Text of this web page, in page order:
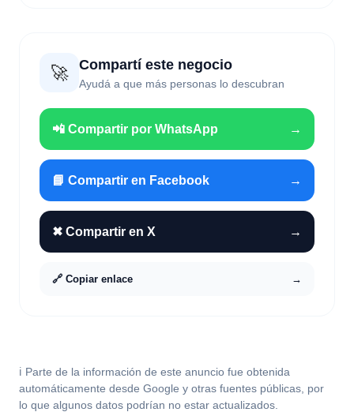
🚀 Compartí este negocio
Ayudá a que más personas lo descubran
📲 Compartir por WhatsApp →
📘 Compartir en Facebook →
✖ Compartir en X →
🔗 Copiar enlace →
ℹ️ Parte de la información de este anuncio fue obtenida
automáticamente desde Google y otras fuentes públicas, por
lo que algunos datos podrían no estar actualizados.